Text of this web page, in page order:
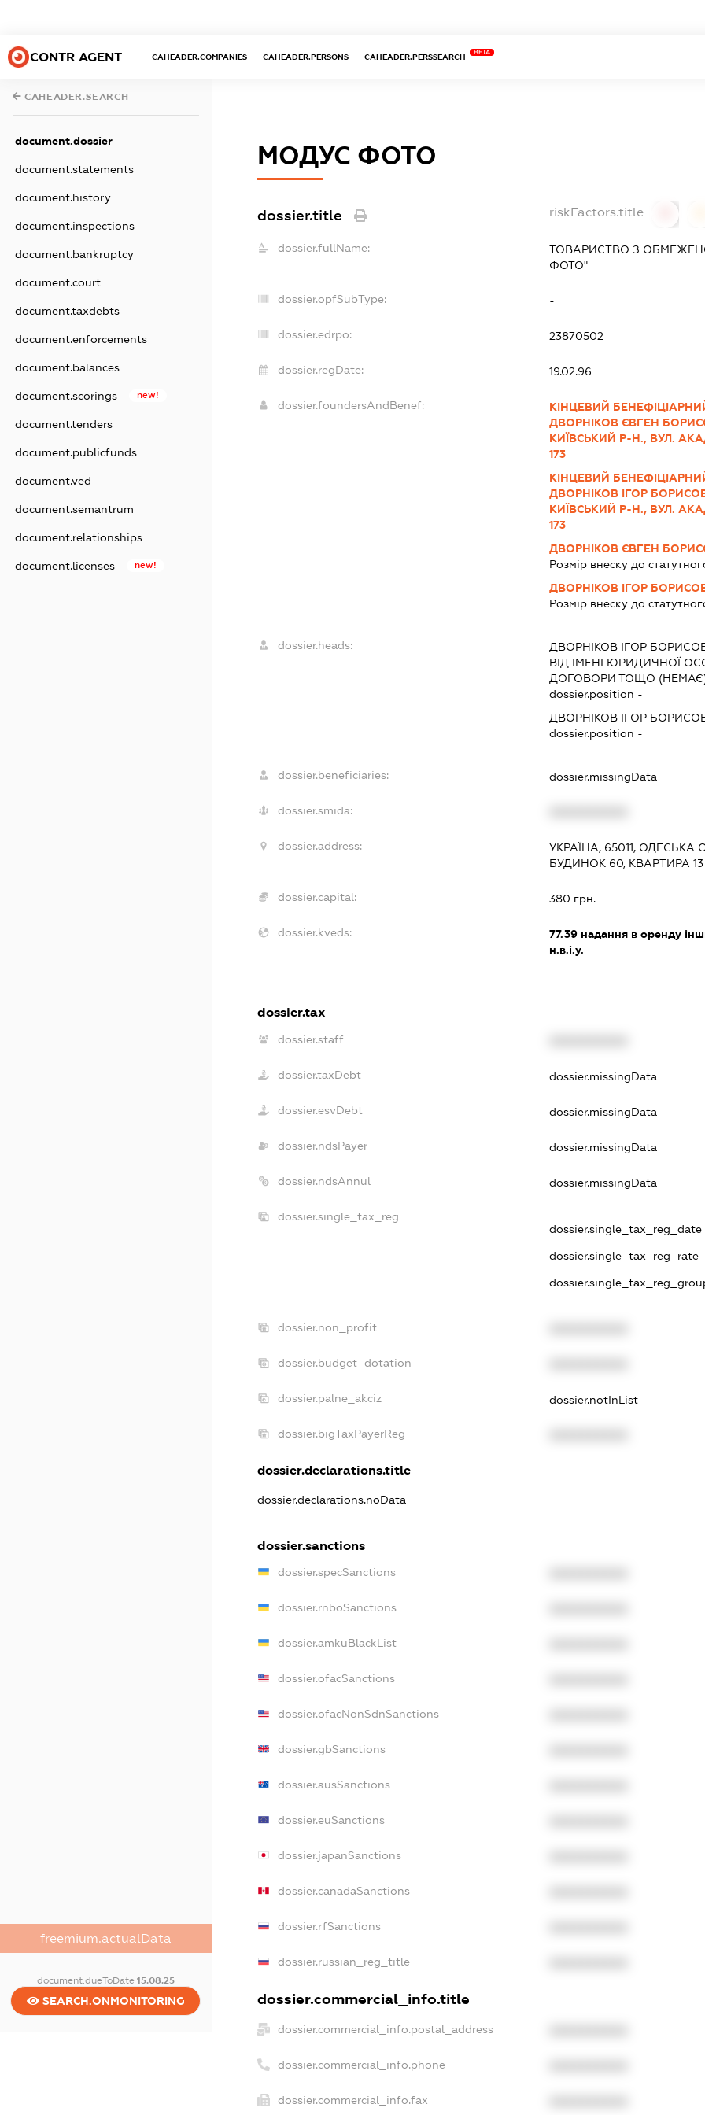
CONTR AGENT CAHEADER.COMPANIES CAHEADER.PERSONS CAHEADER.PERSSEARCH
BETA
CAHEADER.SEARCH
document.dossier
document.statements
document.history
document.inspections
document.bankruptcy
document.court
document.taxdebts
document.enforcements
document.balances
document.scorings new!
document.tenders
document.publicfunds
document.ved
document.semantrum
document.relationships
document.licenses new!
freemium.actualData
document.dueToDate 15.08.25
SEARCH.ONMONITORING
МОДУС ФОТО
dossier.title riskFactors.title
dossier.fullName:
ТОВАРИСТВО З
ФОТО"
dossier.opfSubType: -
dossier.edrpo: 23870502
dossier.regDate: 19.02.96
dossier.foundersAndBenef:
КІНЦЕВИЙ
ДВОРНІКОВ ЄВГЕН
КИЇВСЬКИЙ Р-Н., ВУЛ.
173
КІНЦЕВИЙ
ДВОРНІКОВ ІГОР
КИЇВСЬКИЙ Р-Н., ВУЛ.
173
ДВОРНІКОВ ЄВГЕН
Розмір внеску до
ДВОРНІКОВ ІГОР
Розмір внеску до
dossier.heads: ДВОРНІКОВ ІГОР
ВІД ІМЕНІ ЮРИДИЧНОЇ
ДОГОВОРИ ТОЩО
dossier.position -
ДВОРНІКОВ ІГОР
dossier.position -
dossier.beneficiaries: dossier.missingData
dossier.smida:
dossier.address:
УКРАЇНА, 65011, ОДЕСЬКА
БУДИНОК 60, КВАРТИРА 13
dossier.capital: 380 грн.
dossier.kveds: 77.39 надання в оренду
н.в.і.у.
dossier.tax
dossier.staff
dossier.taxDebt dossier.missingData
dossier.esvDebt dossier.missingData
dossier.ndsPayer dossier.missingData
dossier.ndsAnnul dossier.missingData
dossier.single_tax_reg
dossier.single_tax_reg_date
dossier.single_tax_reg_rate
dossier.non_profit
dossier.budget_dotation
dossier.palne_akciz dossier.notInList
dossier.bigTaxPayerReg
dossier.declarations.title
dossier.declarations.noData
dossier.sanctions
dossier.specSanctions
dossier.rnboSanctions
dossier.amkuBlackList
dossier.ofacSanctions
dossier.ofacNonSdnSanctions
dossier.gbSanctions
dossier.ausSanctions
dossier.euSanctions
dossier.japanSanctions
dossier.canadaSanctions
dossier.rfSanctions
dossier.russian_reg_title
dossier.commercial_info.title
dossier.commercial_info.postal_address
dossier.commercial_info.phone
dossier.commercial_info.fax